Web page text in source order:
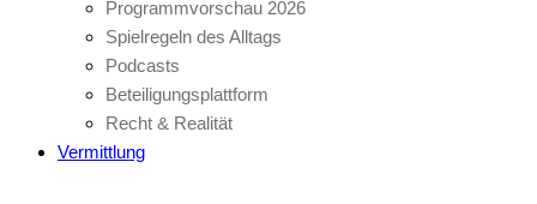
Programmvorschau 2026
Spielregeln des Alltags
Podcasts
Beteiligungsplattform
Recht & Realität
Vermittlung